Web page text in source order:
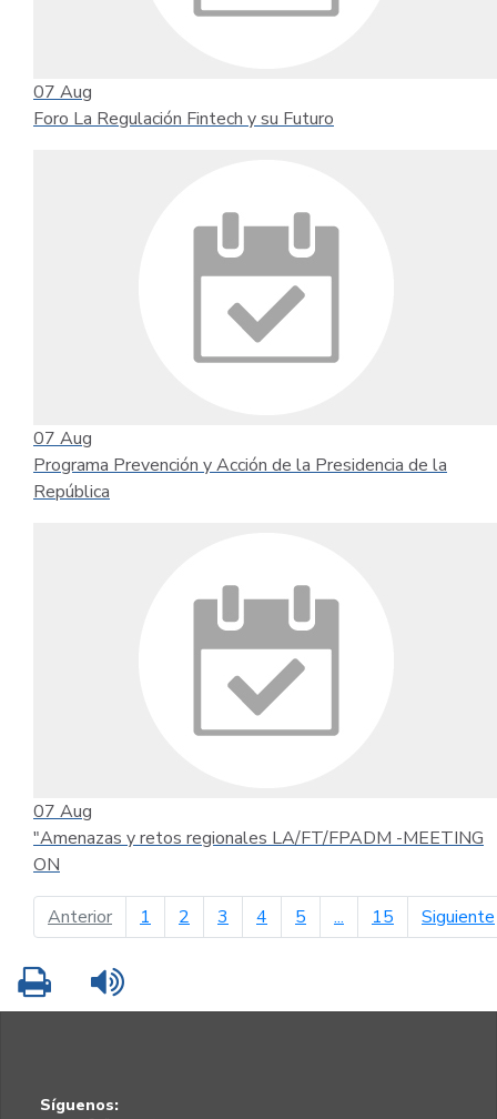
07 Aug
Foro La Regulación Fintech y su Futuro
07 Aug
Programa Prevención y Acción de la Presidencia de la
República
07 Aug
"Amenazas y retos regionales LA/FT/FPADM -MEETING
ON
Anteriorpágina anterior
1 2 3 4 5 ... 15 Siguiente
Imprimir
Síguenos: